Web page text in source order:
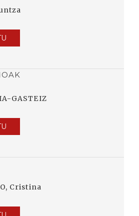
GASTEIZ
Cristina